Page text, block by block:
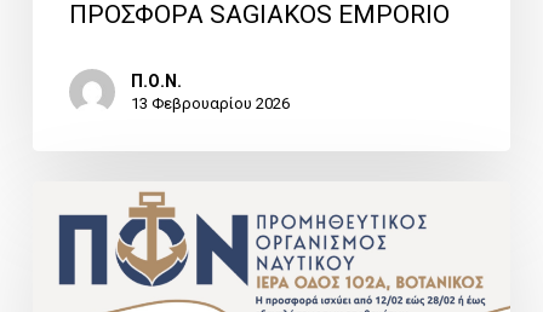
ΠΡΟΣΦΟΡΑ SAGIAKOS EMPORIO
Π.Ο.Ν.
13 Φεβρουαρίου 2026
ΠΡΟΣΦΟΡΑ
SUPERMARKET